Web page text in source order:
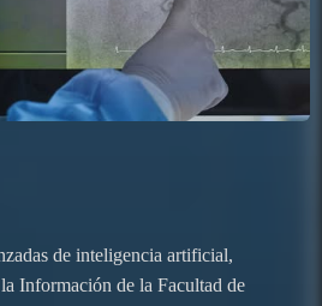
de inteligencia artificial,
Información de la Facultad de